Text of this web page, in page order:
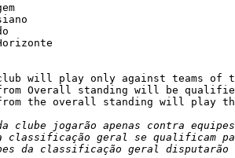
club will play only against teams of
Overall standing will be
the overall standing will play the
clube jogarão apenas contra
classificação geral se qualificam
da classificação geral disputarão